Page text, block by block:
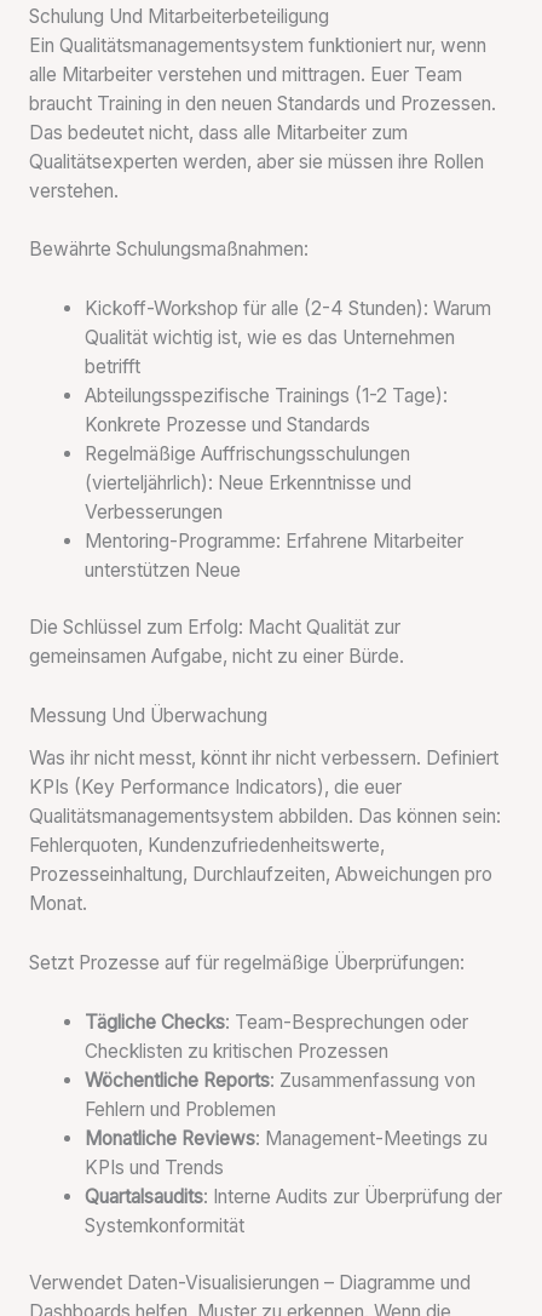
Schulung Und Mitarbeiterbeteiligung
Ein Qualitätsmanagementsystem funktioniert nur, wenn
alle Mitarbeiter verstehen und mittragen. Euer Team
braucht Training in den neuen Standards und Prozessen.
Das bedeutet nicht, dass alle Mitarbeiter zum
Qualitätsexperten werden, aber sie müssen ihre Rollen
verstehen.
Bewährte Schulungsmaßnahmen:
Kickoff-Workshop für alle (2-4 Stunden): Warum
Qualität wichtig ist, wie es das Unternehmen
betrifft
Abteilungsspezifische Trainings (1-2 Tage):
Konkrete Prozesse und Standards
Regelmäßige Auffrischungsschulungen
(vierteljährlich): Neue Erkenntnisse und
Verbesserungen
Mentoring-Programme: Erfahrene Mitarbeiter
unterstützen Neue
Die Schlüssel zum Erfolg: Macht Qualität zur
gemeinsamen Aufgabe, nicht zu einer Bürde.
Messung Und Überwachung
Was ihr nicht messt, könnt ihr nicht verbessern. Definiert
KPIs (Key Performance Indicators), die euer
Qualitätsmanagementsystem abbilden. Das können sein:
Fehlerquoten, Kundenzufriedenheitswerte,
Prozesseinhaltung, Durchlaufzeiten, Abweichungen pro
Monat.
Setzt Prozesse auf für regelmäßige Überprüfungen:
Tägliche Checks: Team-Besprechungen oder
Checklisten zu kritischen Prozessen
Wöchentliche Reports: Zusammenfassung von
Fehlern und Problemen
Monatliche Reviews: Management-Meetings zu
KPIs und Trends
Quartalsaudits: Interne Audits zur Überprüfung der
Systemkonformität
Verwendet Daten-Visualisierungen – Diagramme und